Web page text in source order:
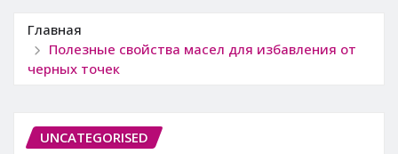
Главная
Полезные свойства масел для избавления от
черных точек
UNCATEGORISED